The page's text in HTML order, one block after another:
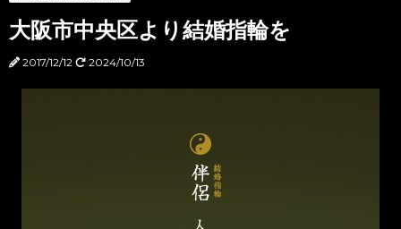
大阪市中央区より結婚指輪を
2017/12/12 2024/10/13